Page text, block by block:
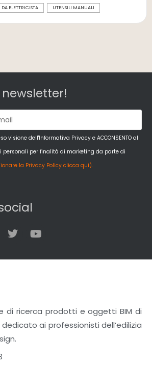
DA ELETTRICISTA UTENSILI MANUALI
visione dell'Informativa Privacy e ACCONSENTO al
per finalità di marketing da parte di
la Privacy Policy clicca qui).
di ricerca prodotti e oggetti BIM di
ai professionisti dell’edilizia